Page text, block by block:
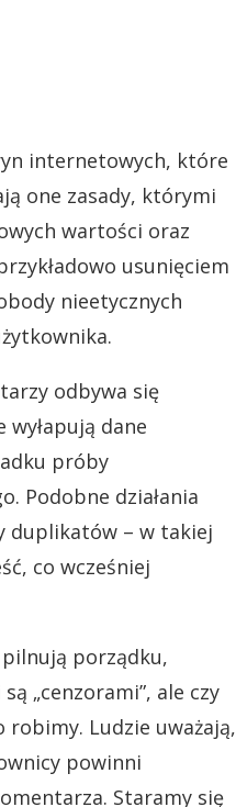
internetowych, które
one zasady, którymi
wartości oraz
usunięciem
nieetycznych
odbywa się
dane
próby
Podobne działania
duplikatów – w takiej
co wcześniej
porządku,
„cenzorami”, ale czy
robimy. Ludzie uważają,
powinni
Staramy się